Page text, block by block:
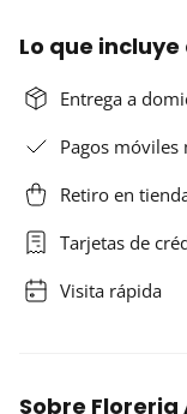
Lo que
Entrega a
Pagos móviles
Retiro en
Tarjetas de
Visita rápida
Sobre